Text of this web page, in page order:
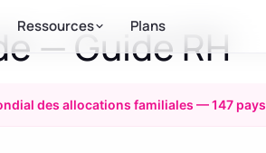
Ressources Plans
— Guide RH
des allocations familiales — 147 pays